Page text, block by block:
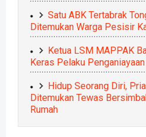
Satu ABK Tertabrak
Ditemukan Warga Pesisir
Ketua LSM MAPPAK
Keras Pelaku
Hidup Seorang Diri,
Ditemukan Tewas
Rumah